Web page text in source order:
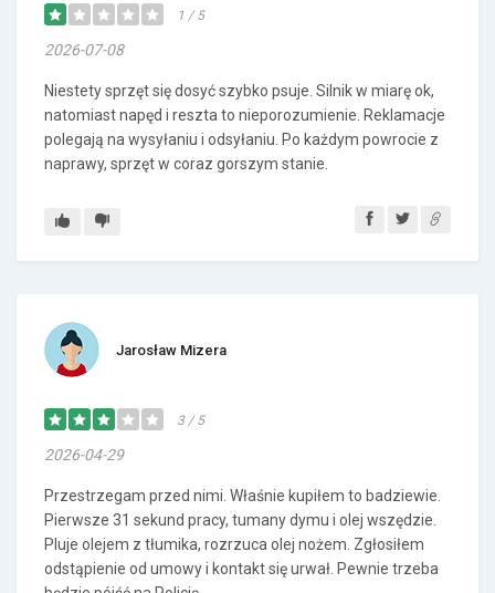
1 / 5
2026-07-08
Niestety sprzęt się dosyć szybko psuje. Silnik w miarę ok,
natomiast napęd i reszta to nieporozumienie. Reklamacje
polegają na wysyłaniu i odsyłaniu. Po każdym powrocie z
naprawy, sprzęt w coraz gorszym stanie.
Jarosław Mizera
3 / 5
2026-04-29
Przestrzegam przed nimi. Właśnie kupiłem to badziewie.
Pierwsze 31 sekund pracy, tumany dymu i olej wszędzie.
Pluje olejem z tłumika, rozrzuca olej nożem. Zgłosiłem
odstąpienie od umowy i kontakt się urwał. Pewnie trzeba